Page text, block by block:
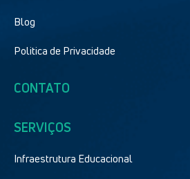
Blog
Politica de Privacidade
CONTATO
SERVIÇOS
Infraestrutura Educacional